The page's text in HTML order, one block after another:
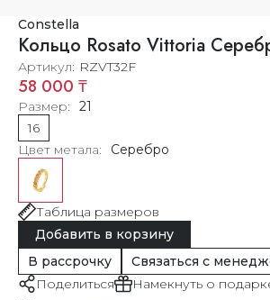
Constella
Кольцо Rosato Vittoria
Артикул RZVT32F
58 000 ₸
Размер
21
16
Цвет метала
Серебро
Таблица размеров
Добавить в корзину
В рассрочку
Связаться с
Поделиться
Намекнуть о